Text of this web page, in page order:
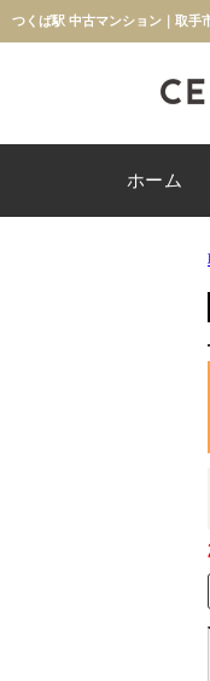
つくば駅 中古マンション｜取手
ホーム